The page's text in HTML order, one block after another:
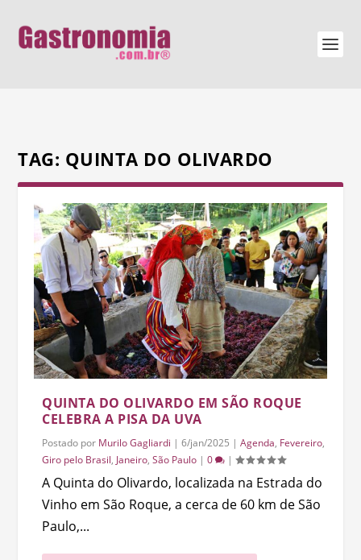
TAG: QUINTA DO OLIVARDO
QUINTA DO OLIVARDO EM SÃO ROQUE
CELEBRA A PISA DA UVA
Postado por Murilo Gagliardi |6/jan/2025 |Agenda, Fevereiro,
Giro pelo Brasil, Janeiro,São Paulo |0 |
A Quinta do Olivardo, localizada na Estrada do
Vinho em São Roque, a cerca de 60 km de São
Paulo,...